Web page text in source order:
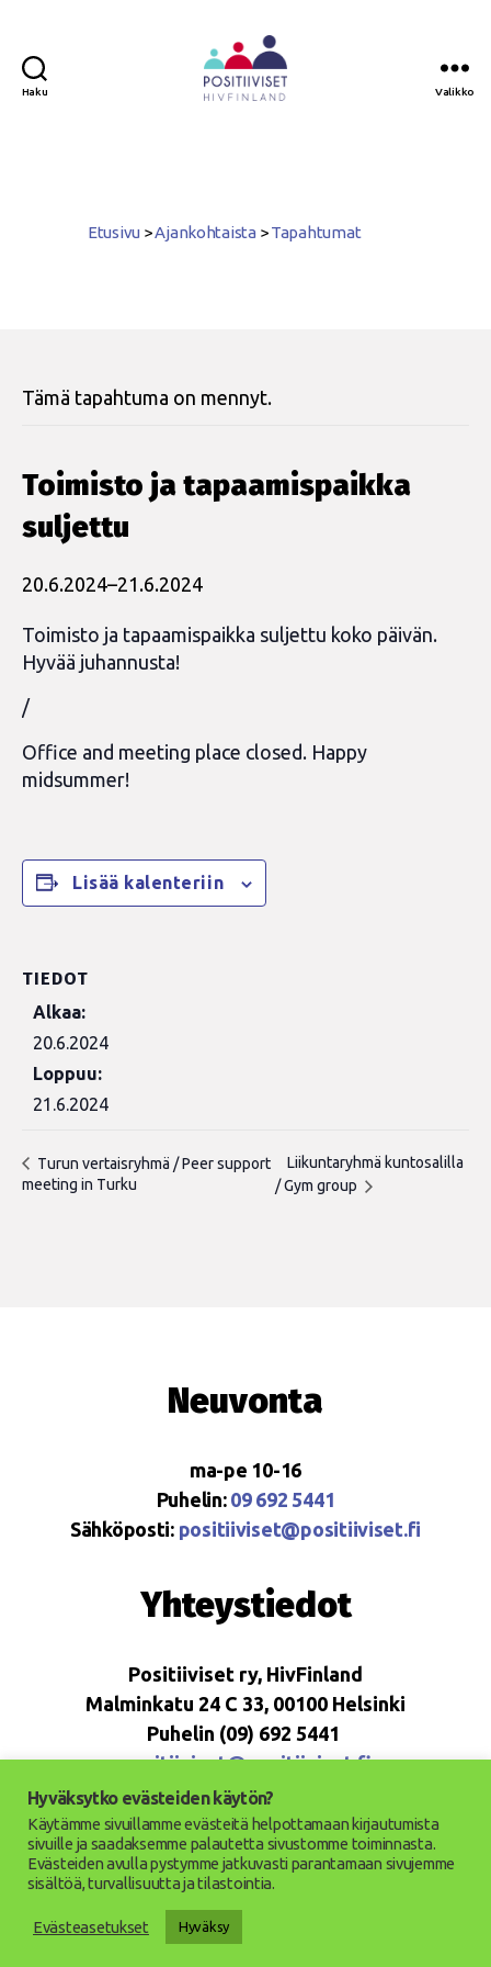
Haku Valikko
Etusivu >Ajankohtaista >Tapahtumat
Tämä tapahtuma on mennyt.
Toimisto ja tapaamispaikka
suljettu
20.6.2024–21.6.2024
Toimisto ja tapaamispaikka suljettu koko päivän.
Hyvää juhannusta!
/
Office and meeting place closed. Happy
midsummer!
Lisää kalenteriin
TIEDOT
Alkaa:
20.6.2024
Loppuu:
21.6.2024
Turun vertaisryhmä / Peer support
meeting in Turku
Liikuntaryhmä kuntosalilla
/ Gym group
Neuvonta
ma-pe 10-16
Puhelin: 09 692 5441
Sähköposti: positiiviset@positiiviset.fi
Yhteystiedot
Positiiviset ry, HivFinland
Malminkatu 24 C 33, 00100 Helsinki
Puhelin (09) 692 5441
positiiviset@positiiviset.fi
© 2026 Positiiviset ry
Tietosuojaseloste
Hyväksytko evästeiden käytön?
Käytämme sivuillamme evästeitä helpottamaan kirjautumista
sivuille ja saadaksemme palautetta sivustomme toiminnasta.
Evästeiden avulla pystymme jatkuvasti parantamaan sivujemme
sisältöä, turvallisuutta ja tilastointia.
Evästeasetukset Hyväksy